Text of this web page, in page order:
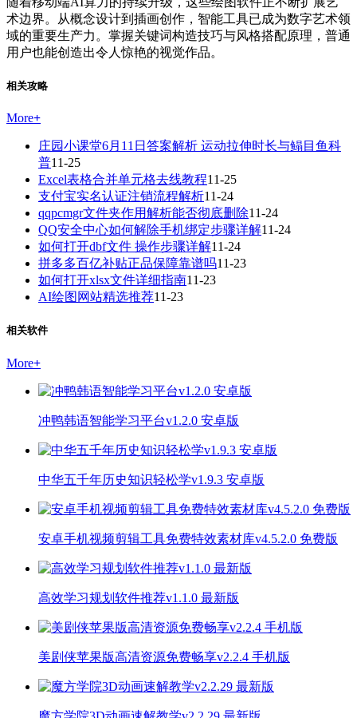
术边界。从概念设计到插画创作，智能工具已成为数字艺术领
域的重要生产力。掌握关键词构造技巧与风格搭配原理，普通
用户也能创造出令人惊艳的视觉作品。
相关攻略
More+
庄园小课堂6月11日答案解析 运动拉伸时长与鳎目鱼科
普11-25
Excel表格合并单元格去线教程11-25
支付宝实名认证注销流程解析11-24
qqpcmgr文件夹作用解析能否彻底删除11-24
QQ安全中心如何解除手机绑定步骤详解11-24
如何打开dbf文件 操作步骤详解11-24
拼多多百亿补贴正品保障靠谱吗11-23
如何打开xlsx文件详细指南11-23
AI绘图网站精选推荐11-23
相关软件
More+
冲鸭韩语智能学习平台v1.2.0 安卓版
中华五千年历史知识轻松学v1.9.3 安卓版
安卓手机视频剪辑工具免费特效素材库v4.5.2.0 免费版
高效学习规划软件推荐v1.1.0 最新版
美剧侠苹果版高清资源免费畅享v2.2.4 手机版